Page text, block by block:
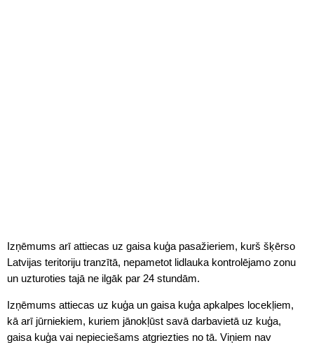
Izņēmums arī attiecas uz gaisa kuģa pasažieriem, kurš šķērso
Latvijas teritoriju tranzītā, nepametot lidlauka kontrolējamo zonu
un uzturoties tajā ne ilgāk par 24 stundām.
Izņēmums attiecas uz kuģa un gaisa kuģa apkalpes locekļiem,
kā arī jūrniekiem, kuriem jānokļūst savā darbavietā uz kuģa,
gaisa kuģa vai nepieciešams atgriezties no tā. Viņiem nav